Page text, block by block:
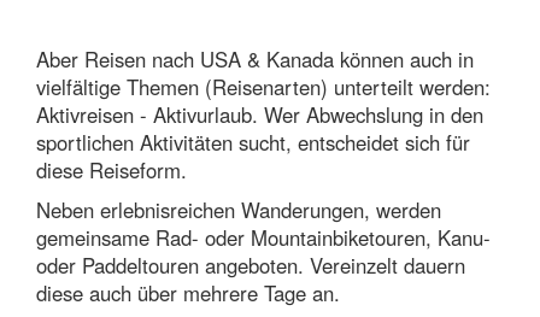
Aber Reisen nach USA & Kanada können auch in
vielfältige Themen (Reisenarten) unterteilt werden:
Aktivreisen - Aktivurlaub. Wer Abwechslung in den
sportlichen Aktivitäten sucht, entscheidet sich für
diese Reiseform.
Neben erlebnisreichen Wanderungen, werden
gemeinsame Rad- oder Mountainbiketouren, Kanu-
oder Paddeltouren angeboten. Vereinzelt dauern
diese auch über mehrere Tage an.